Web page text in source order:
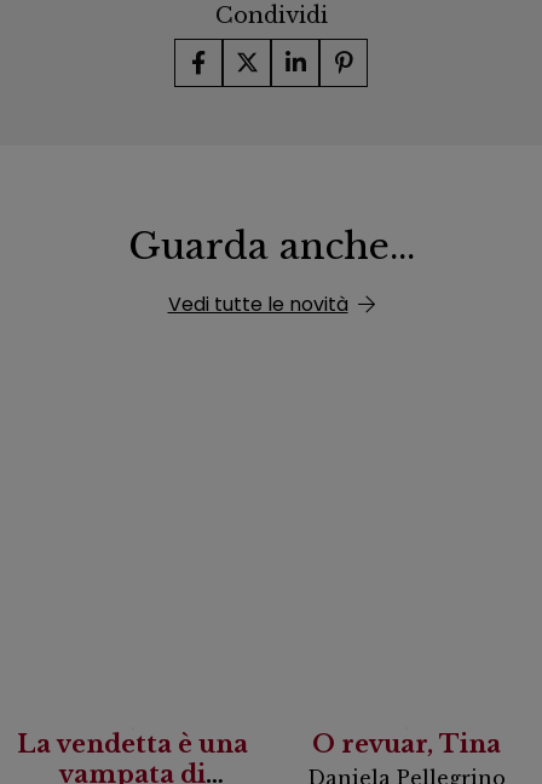
Condividi
Guarda anche...
Vedi tutte le novità
La vendetta è una
vampata di
O revuar, Tina
Daniela Pellegrino